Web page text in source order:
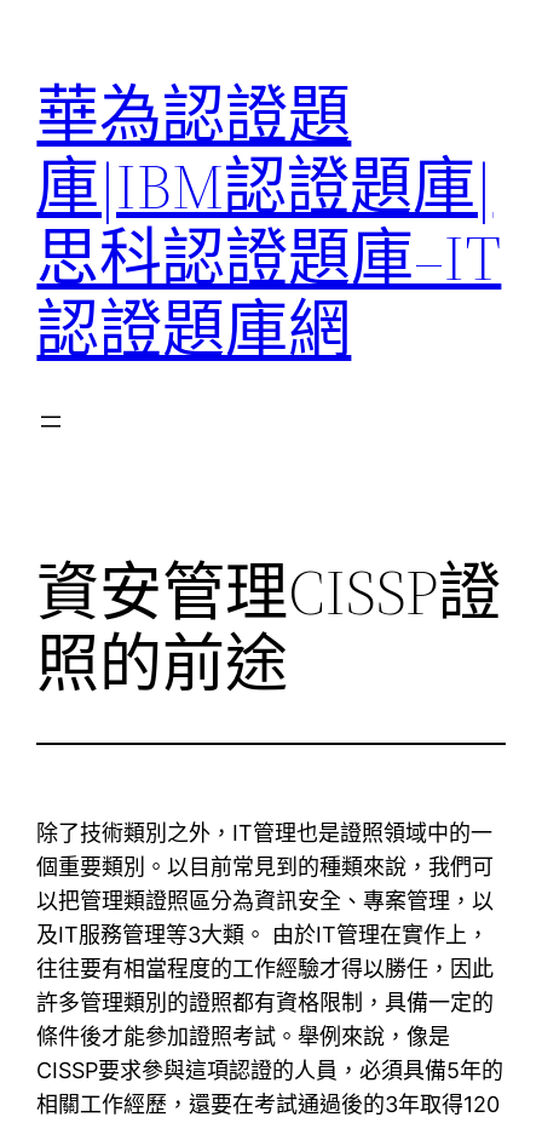
華為認證題
庫|IBM認證題庫|
思科認證題庫–IT
認證題庫網
資安管理CISSP證
照的前途
除了技術類別之外，IT管理也是證照領域中的一
個重要類別。以目前常見到的種類來說，我們可
以把管理類證照區分為資訊安全、專案管理，以
及IT服務管理等3大類。 由於IT管理在實作上，
往往要有相當程度的工作經驗才得以勝任，因此
許多管理類別的證照都有資格限制，具備一定的
條件後才能參加證照考試。舉例來說，像是
CISSP要求參與這項認證的人員，必須具備5年的
相關工作經歷，還要在考試通過後的3年取得120